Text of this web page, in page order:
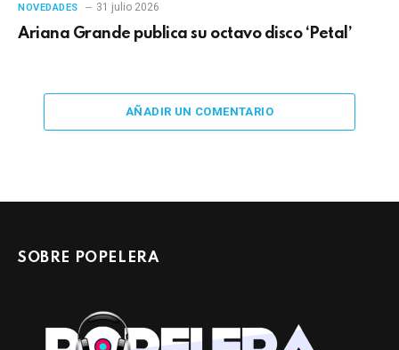
NOVEDADES 31 julio 2026
Ariana Grande publica su octavo disco ‘Petal’
AÑADIR UN COMENTARIO
SOBRE POPELERA